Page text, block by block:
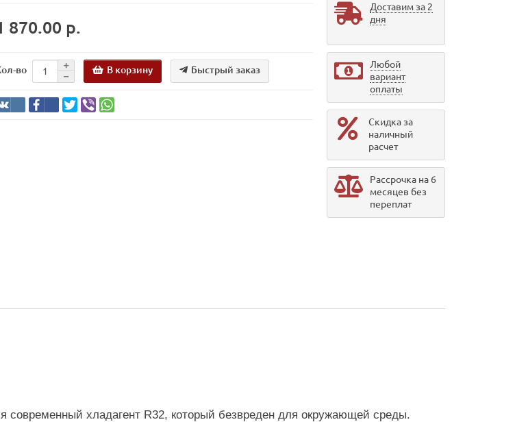
870.00 р.
во В корзину Быстрый заказ
Доставим за 2
дня
Любой
вариант
оплаты
Скидка за
наличный
расчет
Рассрочка на 6
месяцев без
переплат
современный хладагент R32, который безвреден для окружающей среды.